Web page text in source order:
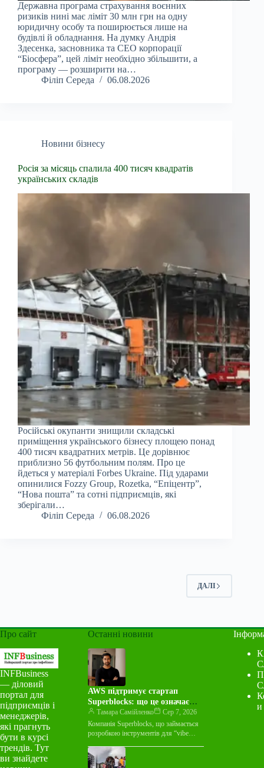
Державна програма страхування воєнних
ризиків нині має ліміт 30 млн грн на одну
юридичну особу та поширюється лише на
будівлі й обладнання. На думку Андрія
Здесенка, засновника та CEO корпорації
“Біосфера”, цей ліміт необхідно збільшити, а
програму — розширити на…
Філіп Середа
06.08.2026
Новини бізнесу
Росія за місяць спалила 400 тисяч квадратів
українських складів
Російські окупанти знищили складські
приміщення українського бізнесу площею понад
400 тисяч квадратних метрів. Це дорівнює
приблизно 56 футбольним полям. Про це
йдеться у матеріалі Forbes Ukraine. Під ударами
опинилися Fozzy Group, Rozetka, “Епіцентр”,
“Нова пошта” та сотні підприємців, які
зберігали…
Філіп Середа
06.08.2026
ДАЛІ
Про сайт
INFBusiness
— діловий
портал для
підприємців і
менеджерів,
які прагнуть
бути в курсі
трендів. Тут
ви знайдете
Останні новини
AWS підтримує стартап
Superblocks: що це означає
для індустрії
Тамара Самійленко
Сер 7, 2026
Компанія Superblocks, що займається
розробкою інструментів для “vibe
угоду про спільний маркетинг із
Amazon Web Services…
и